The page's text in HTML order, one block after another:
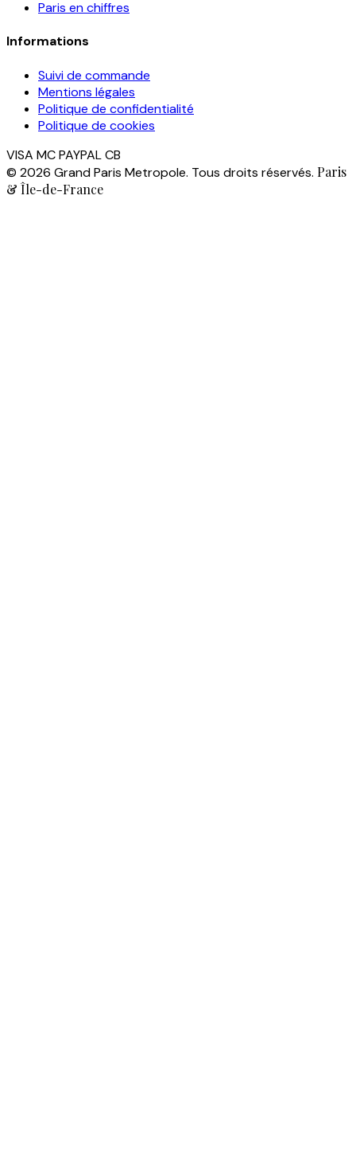
Paris en chiffres
Informations
Suivi de commande
Mentions légales
Politique de confidentialité
Politique de cookies
VISA MCPAYPALCB
© 2026 Grand Paris Metropole. Tous droits réservés. Paris
& Île-de-France